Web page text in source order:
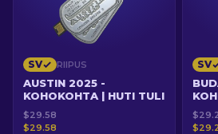
SV RIIPUS
AUSTIN 2025 -
KOHOKOHTA | HUTI TULI
$29.58
$29.58
SV